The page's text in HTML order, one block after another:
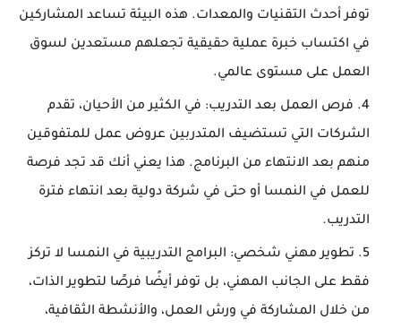
توفر أحدث التقنيات والمعدات. هذه البيئة تساعد المشاركين
في اكتساب خبرة عملية حقيقية تجعلهم مستعدين لسوق
العمل على مستوى عالمي.
فرص العمل بعد التدريب: في الكثير من الأحيان، تقدم
الشركات التي تستضيف المتدربين عروض عمل للمتفوقين
منهم بعد الانتهاء من البرنامج. هذا يعني أنك قد تجد فرصة
للعمل في النمسا أو حتى في شركة دولية بعد انتهاء فترة
التدريب.
تطوير مهني شخصي: البرامج التدريبية في النمسا لا تركز
فقط على الجانب المهني، بل توفر أيضًا فرصًا لتطوير الذات،
من خلال المشاركة في ورش العمل، والأنشطة الثقافية،